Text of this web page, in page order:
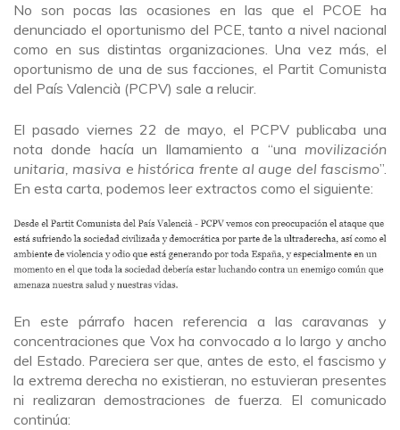
No son pocas las ocasiones en las que el PCOE ha
denunciado el oportunismo del PCE, tanto a nivel nacional
como en sus distintas organizaciones. Una vez más, el
oportunismo de una de sus facciones, el Partit Comunista
del País Valencià (PCPV) sale a relucir.
El pasado viernes 22 de mayo, el PCPV publicaba una
nota donde hacía un llamamiento a “una movilización
unitaria, masiva e histórica frente al auge del fascismo”.
En esta carta, podemos leer extractos como el siguiente:
En este párrafo hacen referencia a las caravanas y
concentraciones que Vox ha convocado a lo largo y ancho
del Estado. Pareciera ser que, antes de esto, el fascismo y
la extrema derecha no existieran, no estuvieran presentes
ni realizaran demostraciones de fuerza. El comunicado
continúa: